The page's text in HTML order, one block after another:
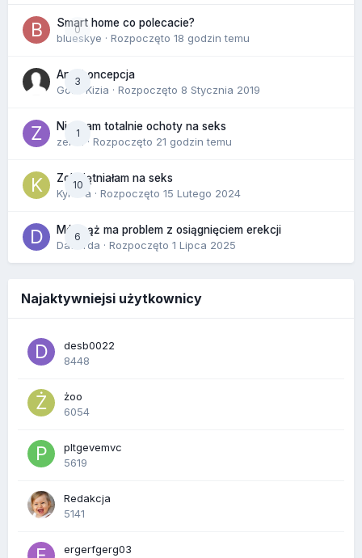
0
Smart home co polecacie?
blueskye · Rozpoczęto 18 godzin temu
3
Antykoncepcja
Gość Kizia · Rozpoczęto 8 Stycznia 2019
1
Nie mam totalnie ochoty na seks
zenla
· Rozpoczęto 21 godzin temu
10
Zobojętniałam na seks
Kynara · Rozpoczęto 15 Lutego 2024
6
Mój mąż ma problem z osiągnięciem erekcji
Dafiorda · Rozpoczęto 1 Lipca 2025
Najaktywniejsi użytkownicy
desb0022
8448
żoo
6054
pltgevemvc
5619
Redakcja
5141
ergerfgerg03